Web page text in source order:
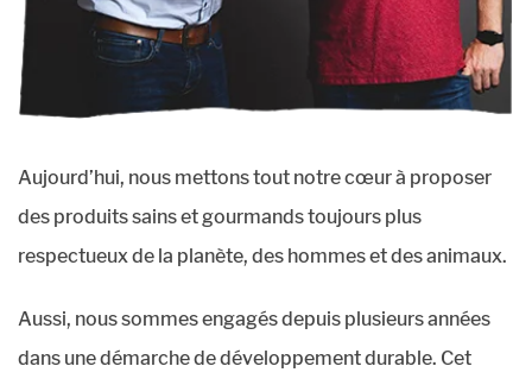
Aujourd’hui, nous mettons tout notre cœur à proposer
des produits sains et gourmands toujours plus
respectueux de la planète, des hommes et des animaux.
Aussi, nous sommes engagés depuis plusieurs années
dans une démarche de développement durable. Cet